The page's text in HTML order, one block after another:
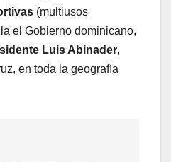
(multiusos
el Gobierno dominicano,
Luis Abinader,
en toda la geografía